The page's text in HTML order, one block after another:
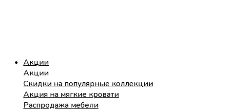
Акции
Акции
Скидки на популярные коллекции
Акция на мягкие кровати
Распродажа мебели